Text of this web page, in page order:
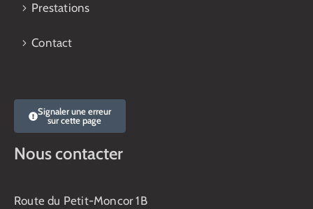
Prestations
Contact
Signaler une erreur
sur cette page
Nous contacter
Route du Petit-Moncor 1B